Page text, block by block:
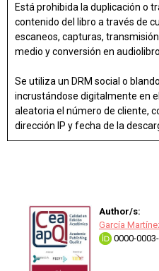
Está prohibida la duplicación o
contenido del libro a través de
escaneos, capturas,
medio y conversión en
Se utiliza un DRM social o
incrustándose digitalmente en
aleatoria el número de cliente,
dirección IP y fecha de la
Author/s:
García
0000-